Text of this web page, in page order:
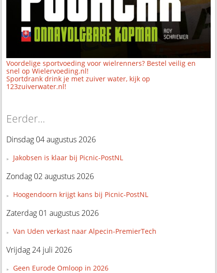
Voordelige sportvoeding voor wielrenners? Bestel veilig en
snel op Wielervoeding.nl!
Sportdrank drink je met zuiver water, kijk op
123zuiverwater.nl!
Eerder...
Dinsdag 04 augustus 2026
Jakobsen is klaar bij Picnic-PostNL
Zondag 02 augustus 2026
Hoogendoorn krijgt kans bij Picnic-PostNL
Zaterdag 01 augustus 2026
Van Uden verkast naar Alpecin-PremierTech
Vrijdag 24 juli 2026
Geen Eurode Omloop in 2026